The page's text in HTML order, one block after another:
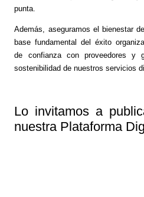
punta.
Además, aseguramos el bienestar
base fundamental del éxito
de confianza con proveedores y
sostenibilidad de nuestros servicios
Lo invitamos a
nuestra Plataforma